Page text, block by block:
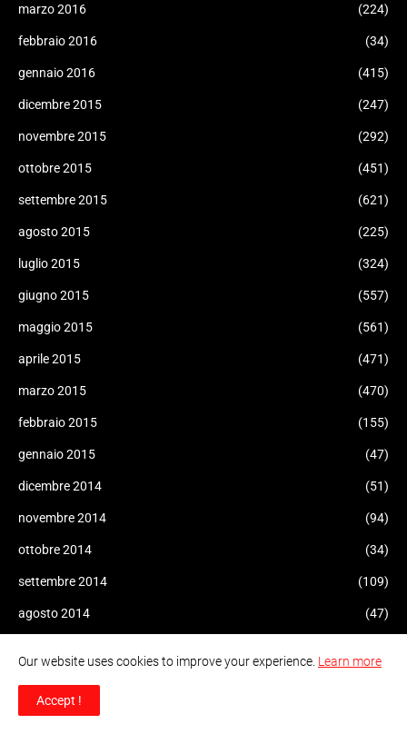
marzo 2016 (224)
febbraio 2016 (34)
gennaio 2016 (415)
dicembre 2015 (247)
novembre 2015 (292)
ottobre 2015 (451)
settembre 2015 (621)
agosto 2015 (225)
luglio 2015 (324)
giugno 2015 (557)
maggio 2015 (561)
aprile 2015 (471)
marzo 2015 (470)
febbraio 2015 (155)
gennaio 2015 (47)
dicembre 2014 (51)
novembre 2014 (94)
ottobre 2014 (34)
settembre 2014 (109)
agosto 2014 (47)
maggio 2014
Our website uses cookies to improve your experience. Learn more
Accept !